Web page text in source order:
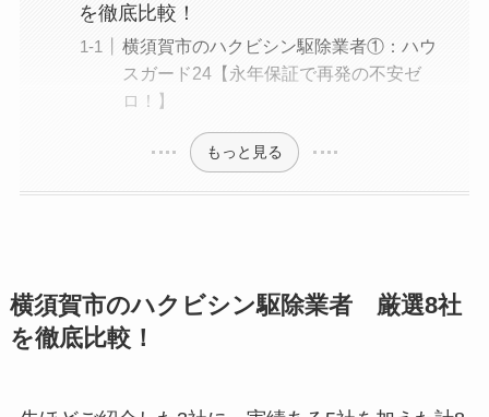
を徹底比較！
横須賀市のハクビシン駆除業者①：ハウ
スガード24【永年保証で再発の不安ゼ
ロ！】
もっと見る
横須賀市のハクビシン駆除業者 厳選8社
を徹底比較！